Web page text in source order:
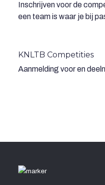
Inschrijven voor de
een team is waar je bij
KNLTB Competities
Aanmelding voor en